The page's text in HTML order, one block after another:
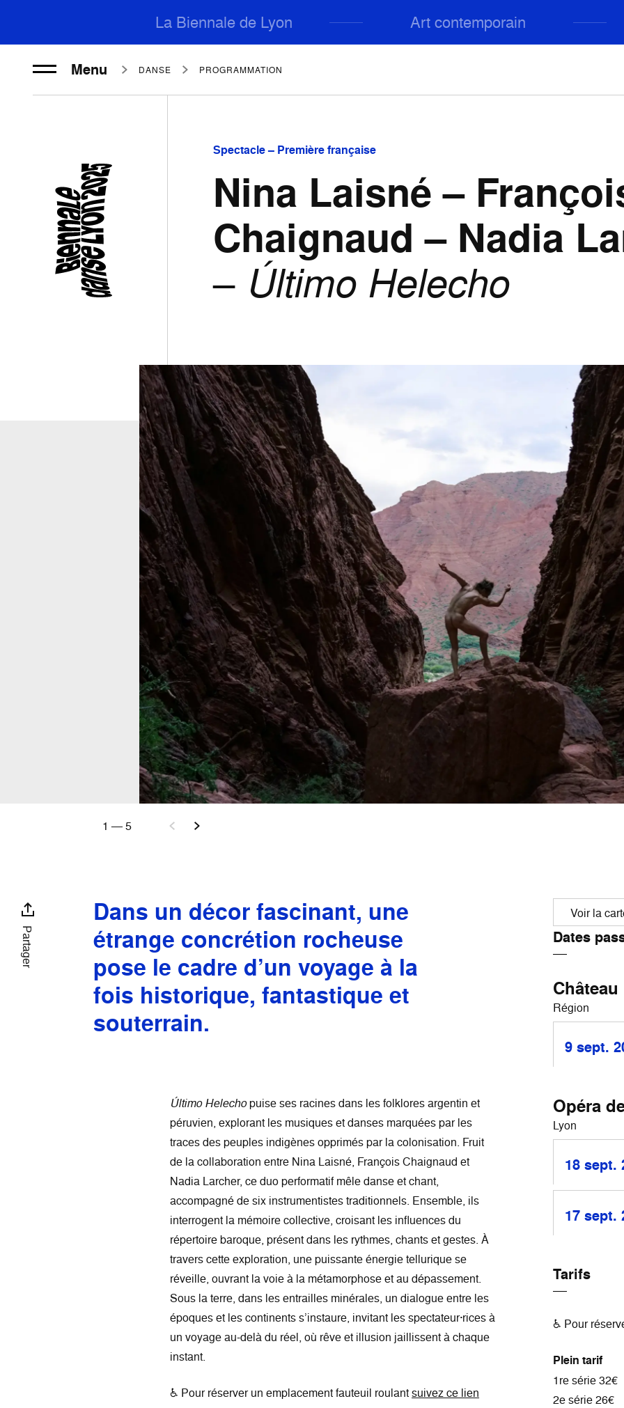
La Biennale de Lyon Art contemporain
Menu DANSE PROGRAMMATION
Spectacle – Première française
Nina Laisné –
Chaignaud – Nadia
– Último Helecho
1 —5
Partager
Voir la
Dates
Région
9 sept.
Opéra
Lyon
18 sept.
17 sept.
Tarifs
♿ Pour
Plein tarif
1re série 32€
2e série 26€
Dans un décor fascinant, une
étrange concrétion rocheuse
pose le cadre d’un voyage à la
fois historique, fantastique et
souterrain.
Último Helechopuise ses racines dans les folklores argentin et
péruvien, explorant les musiques et danses marquées par les
traces des peuples indigènes opprimés par la colonisation. Fruit
de la collaboration entre Nina Laisné, François Chaignaud et
Nadia Larcher, ce duo performatif mêle danse et chant,
accompagné de six instrumentistes traditionnels. Ensemble, ils
interrogent la mémoire collective, croisant les influences du
répertoire baroque, présent dans les rythmes, chants et gestes. À
travers cette exploration, une puissante énergie tellurique se
réveille, ouvrant la voie à la métamorphose et au dépassement.
Sous la terre, dans les entrailles minérales, un dialogue entre les
époques et les continents s’instaure, invitant les spectateur·rices à
un voyage au-delà du réel, où rêve et illusion jaillissent à chaque
instant.
♿ Pour réserver un emplacement fauteuil roulantsuivez ce lien